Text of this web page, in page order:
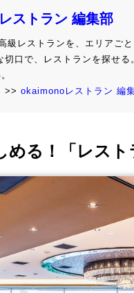
ストラン 編集部
級レストランを、エリアご
切口で、レストランを探せ
>> okaimonoレストラン 編
める！「レス